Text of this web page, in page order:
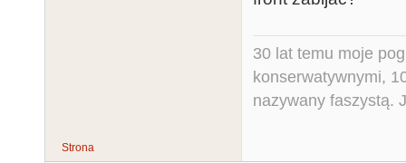
30 lat temu moje
konserwatywnymi,
nazywany faszystą.
Strona